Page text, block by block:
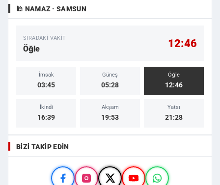
🕌 NAMAZ · SAMSUN
SIRADAKI VAKIT
Öğle 12:46
İmsak
03:45
Güneş
05:28
Öğle
12:46
İkindi
16:39
Akşam
19:53
Yatsı
21:28
BIZI TAKIP EDIN